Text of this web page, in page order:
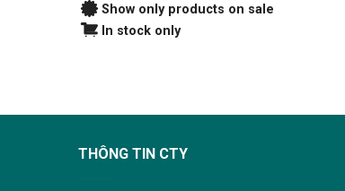
Show only products on sale
In stock only
THÔNG TIN CTY